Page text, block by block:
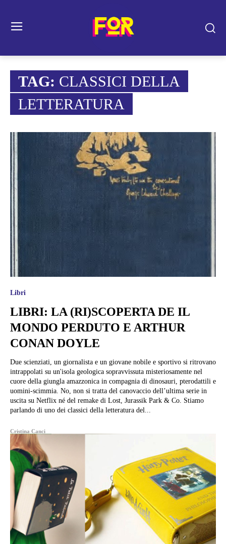
TAG: CLASSICI DELLA
LETTERATURA
Libri
LIBRI: LA (RI)SCOPERTA DE IL
MONDO PERDUTO E ARTHUR
CONAN DOYLE
Due scienziati, un giornalista e un giovane nobile e sportivo si ritrovano
intrappolati su un'isola geologica sopravvissuta misteriosamente nel
cuore della giungla amazzonica in compagnia di dinosauri, pterodattili e
uomini-scimmia. No, non si tratta del canovaccio dell’ultima serie in
uscita su Netflix né del remake di Lost, Jurassik Park & Co. Stiamo
parlando di uno dei classici della letteratura del...
Cristina Canci